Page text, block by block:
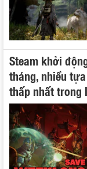
Steam khởi
tháng, nhiều
thấp nhất trong